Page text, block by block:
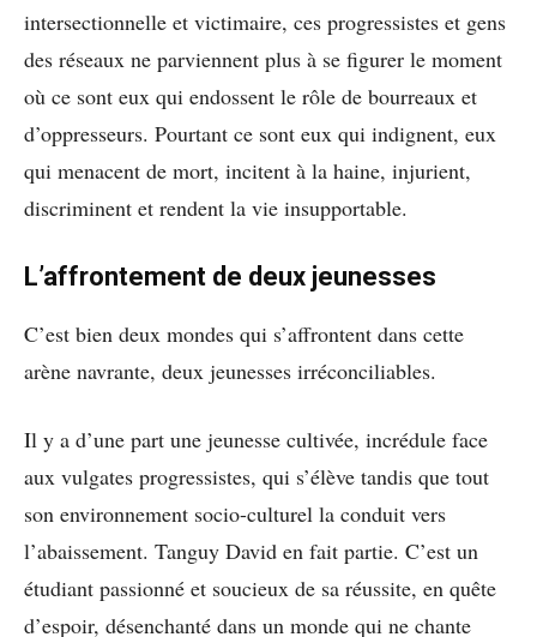
intersectionnelle et victimaire, ces progressistes et gens
des réseaux ne parviennent plus à se figurer le moment
où ce sont eux qui endossent le rôle de bourreaux et
d’oppresseurs. Pourtant ce sont eux qui indignent, eux
qui menacent de mort, incitent à la haine, injurient,
discriminent et rendent la vie insupportable.
L’affrontement de deux jeunesses
C’est bien deux mondes qui s’affrontent dans cette
arène navrante, deux jeunesses irréconciliables.
Il y a d’une part une jeunesse cultivée, incrédule face
aux vulgates progressistes, qui s’élève tandis que tout
son environnement socio-culturel la conduit vers
l’abaissement. Tanguy David en fait partie. C’est un
étudiant passionné et soucieux de sa réussite, en quête
d’espoir, désenchanté dans un monde qui ne chante